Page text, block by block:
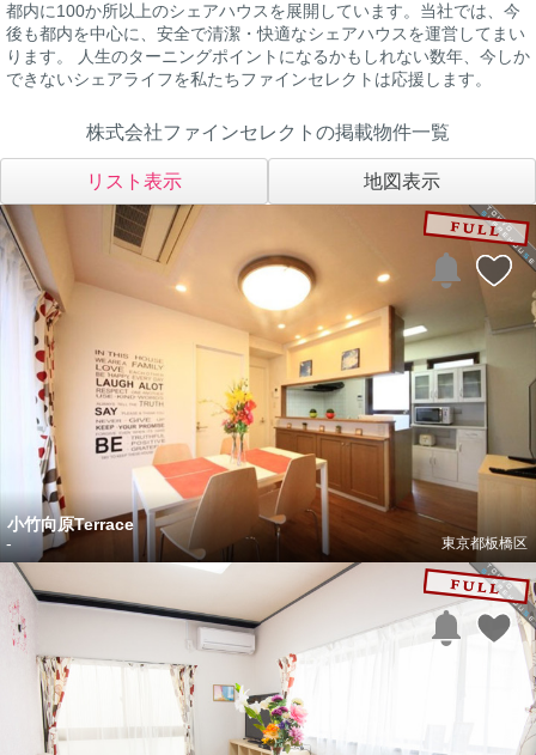
都内に100か所以上のシェアハウスを展開しています。当社では、今
後も都内を中心に、安全で清潔・快適なシェアハウスを運営してまい
ります。 人生のターニングポイントになるかもしれない数年、今しか
できないシェアライフを私たちファインセレクトは応援します。
株式会社ファインセレクトの掲載物件一覧
リスト表示 地図表示
小竹向原Terrace
東京都板橋区
-